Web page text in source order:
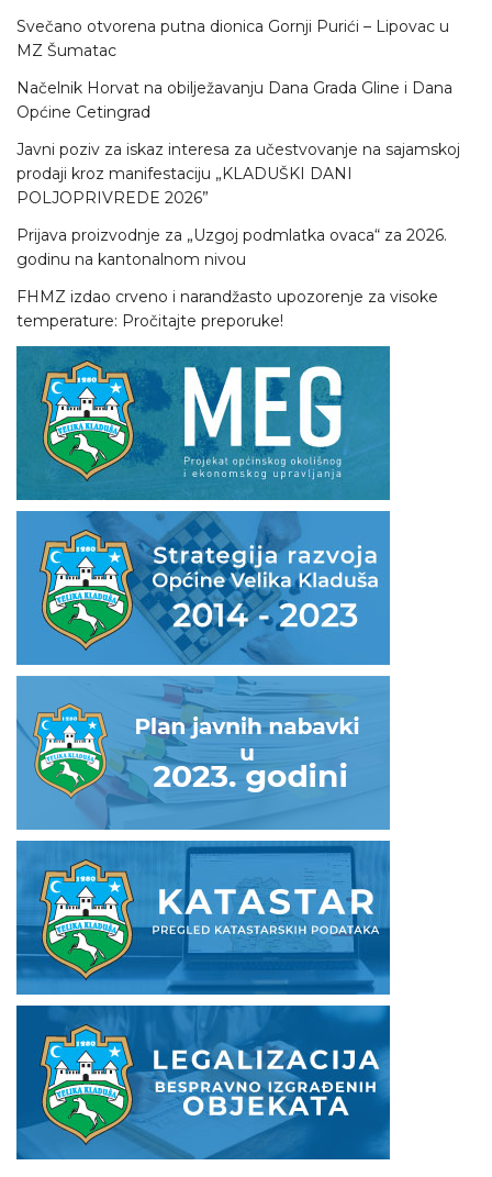
Svečano otvorena putna dionica Gornji Purići – Lipovac u
MZ Šumatac
Načelnik Horvat na obilježavanju Dana Grada Gline i Dana
Općine Cetingrad
Javni poziv za iskaz interesa za učestvovanje na sajamskoj
prodaji kroz manifestaciju „KLADUŠKI DANI
POLJOPRIVREDE 2026”
Prijava proizvodnje za „Uzgoj podmlatka ovaca“ za 2026.
godinu na kantonalnom nivou
FHMZ izdao crveno i narandžasto upozorenje za visoke
temperature: Pročitajte preporuke!